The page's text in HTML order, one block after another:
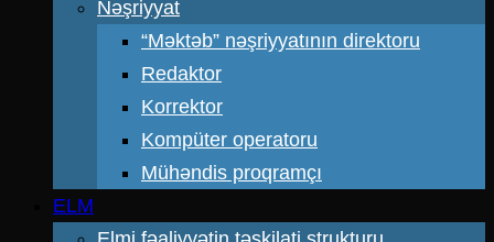
Nəşriyyat
“Məktəb” nəşriyyatının direktoru
Redaktor
Korrektor
Kompüter operatoru
Mühəndis proqramçı
ELM